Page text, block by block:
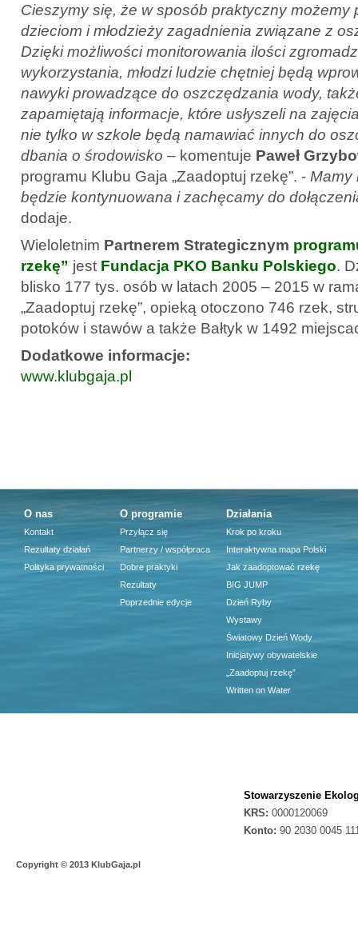
Cieszymy się, że w sposób praktyczny możemy
dzieciom i młodzieży zagadnienia związane z
Dzięki możliwości monitorowania ilości
wykorzystania, młodzi ludzie chętniej będą
nawyki prowadzące do oszczędzania wody,
zapamiętają informacje, które usłyszeli na
nie tylko w szkole będą namawiać innych do
dbania o środowisko – komentuje Paweł
programu Klubu Gaja „Zaadoptuj rzekę”. - Mamy
będzie kontynuowana i zachęcamy do
dodaje.
Wieloletnim Partnerem Strategicznym
rzekę” jest Fundacja PKO Banku Polskiego.
blisko 177 tys. osób w latach 2005 – 2015 w
„Zaadoptuj rzekę”, opieką otoczono 746 rzek,
potoków i stawów a także Bałtyk w 1492
Dodatkowe informacje:
www.klubgaja.pl
O nas
Kontakt
Rezultaty działań
Polityka prywatności
O programie
Przyłącz się
Partnerzy / współpraca
Dobre praktyki
Rezultaty
Poprzednie edycje
Działania
Krok po kroku
Interaktywna mapa Polski
Jak zaadoptować rzekę
BIG JUMP
Dzień Ryby
Wystawy
Światowy Dzień Wody
Inicjatywy obywatelskie
„Zaadoptuj rzekę”
Written on Water
Stowarzyszenie
KRS: 0000120069
Konto: 90 2030 0045
Copyright © 2013 KlubGaja.pl